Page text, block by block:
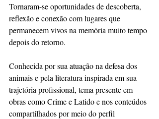
Tornaram-se oportunidades de descoberta,
reflexão e conexão com lugares que
permanecem vivos na memória muito tempo
depois do retorno.
Conhecida por sua atuação na defesa dos
animais e pela literatura inspirada em sua
trajetória profissional, tema presente em
obras como Crime e Latido e nos conteúdos
compartilhados por meio do perfil